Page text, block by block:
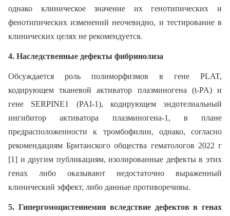
однако клиническое значение их генотипических и
фенотипических изменений неочевидно, и тестирование в
клинических целях не рекомендуется.
4. Наследственные дефекты фибринолиза
Обсуждается роль полиморфизмов в гене PLAT,
кодирующем тканевой активатор плазминогена (t-PA) и
гене SERPINE1 (PAI-1), кодирующем эндотелиальный
ингибитор активатора плазминогена-1, в плане
предрасположенности к тромбофилии, однако, согласно
рекомендациям Британского общества гематологов 2022 г
[1] и другим публикациям, изолированные дефекты в этих
генах либо оказывают недостаточно выраженный
клинический эффект, либо данные противоречивы.
5. Гипергомоцистеинемия вследствие дефектов в генах